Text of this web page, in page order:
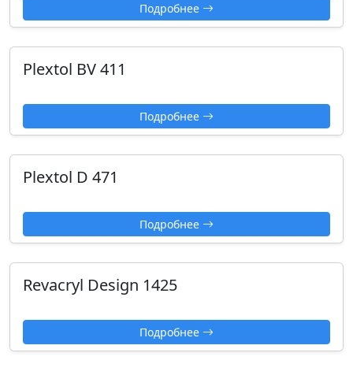
Подробнее
Plextol BV 411
Подробнее
Plextol D 471
Подробнее
Revacryl Design 1425
Подробнее